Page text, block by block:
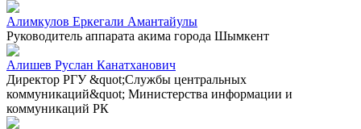
Алимкулов Еркегали Амантайулы
Руководитель аппарата акима города Шымкент
Алишев Руслан Канатханович
Директор РГУ &quot;Службы центральных
коммуникаций&quot; Министерства информации и
коммуникаций РК